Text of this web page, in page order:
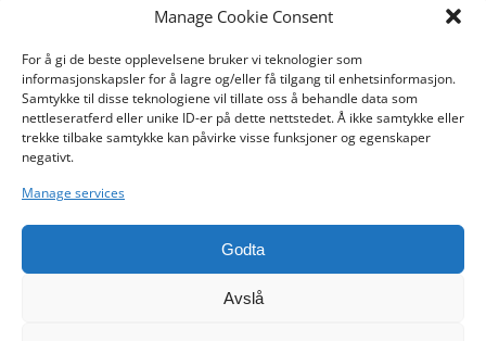
Manage Cookie Consent
For å gi de beste opplevelsene bruker vi teknologier som
informasjonskapsler for å lagre og/eller få tilgang til enhetsinformasjon.
Samtykke til disse teknologiene vil tillate oss å behandle data som
nettleseratferd eller unike ID-er på dette nettstedet. Å ikke samtykke eller
trekke tilbake samtykke kan påvirke visse funksjoner og egenskaper
negativt.
Manage services
Godta
Avslå
Kjøpsbetingelser